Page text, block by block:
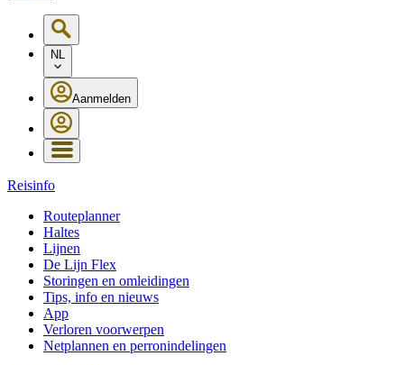
NL
Aanmelden
Reisinfo
Routeplanner
Haltes
Lijnen
De Lijn Flex
Storingen en omleidingen
Tips, info en nieuws
App
Verloren voorwerpen
Netplannen en perronindelingen